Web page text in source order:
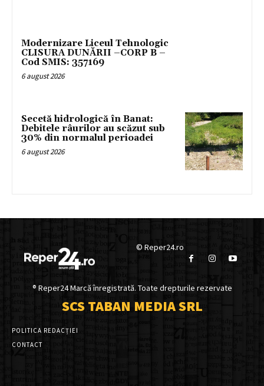
Modernizare Liceul Tehnologic
CLISURA DUNĂRII –CORP B –
Cod SMIS: 357169
6 august 2026
Secetă hidrologică în Banat:
Debitele râurilor au scăzut sub
30% din normalul perioadei
6 august 2026
© Reper24.ro
® Reper24 Marcă înregistrată. Toate drepturile rezervate
SCS TABAN MEDIA SRL
POLITICA REDACȚIEI
CONTACT